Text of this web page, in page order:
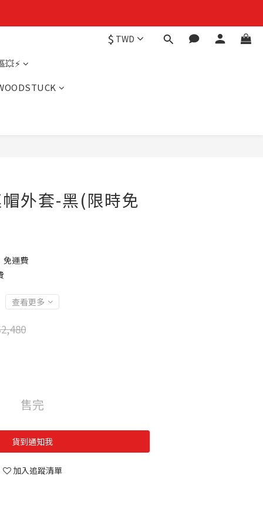
$ TWD
💥⚡
外套-黑(限時免
免運費
查看更多
售完
貨到通知我
加入追蹤清單